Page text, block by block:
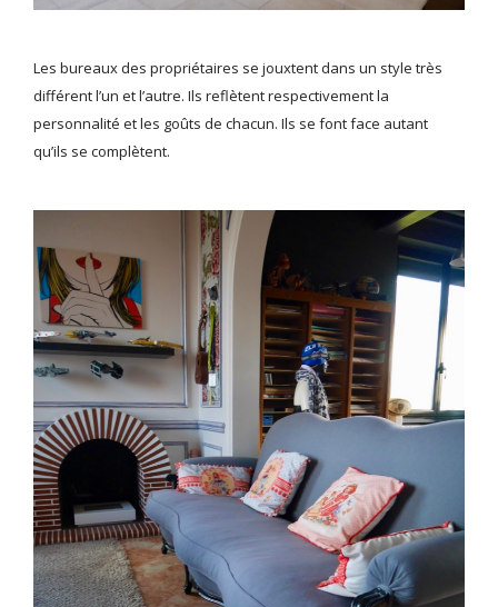
Les bureaux des propriétaires se jouxtent dans un style très
différent l’un et l’autre. Ils reflètent respectivement la
personnalité et les goûts de chacun. Ils se font face autant
qu’ils se complètent.